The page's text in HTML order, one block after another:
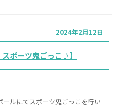
2024年2月12日
ポーツ鬼ごっこ♪】
ールにてスポーツ鬼ごっこを行い